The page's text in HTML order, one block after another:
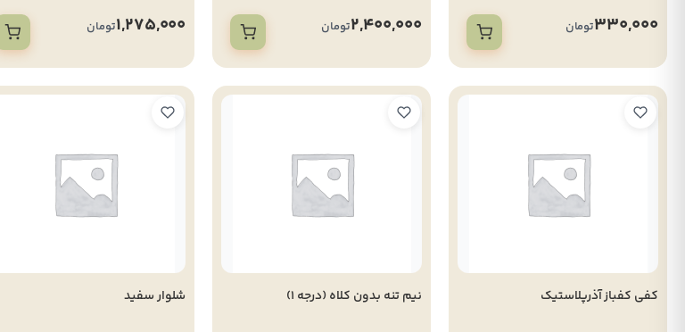
330,000تومان 2,400,000تومان 1,275,000تومان
کفی کفباز آذرپلاستیک نیم تنه بدون کلاه (درجه 1) شلوار سفید